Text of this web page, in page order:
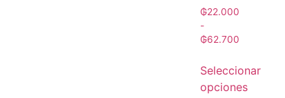
₲22.000
-
₲62.700
Seleccionar
opciones